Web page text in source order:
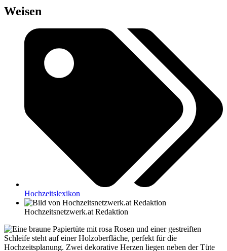
Weisen
Hochzeitslexikon
Hochzeitsnetzwerk.at Redaktion